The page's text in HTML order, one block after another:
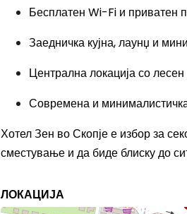
Бесплатен Wi-Fi и приватен
Заедничка кујна, лаунџ и
Централна локација со
Современа и
Хотел Зен во Скопје е избор за
сместување и да биде блиску до
ЛОКАЦИЈА